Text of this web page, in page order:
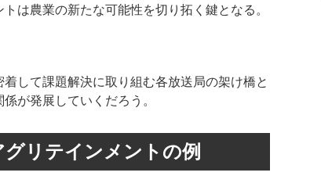
は農業の新たな可能性を切り拓く鍵となる。
して課題解決に取り組む各放送局の架け橋と
が発展していくだろう。
グリテインメントの例